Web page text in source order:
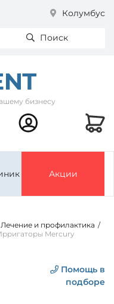
Колумбус
Поиск
бизнесу
Акции
Лечение и профилактика /
Mercury
Помощь в
подборе